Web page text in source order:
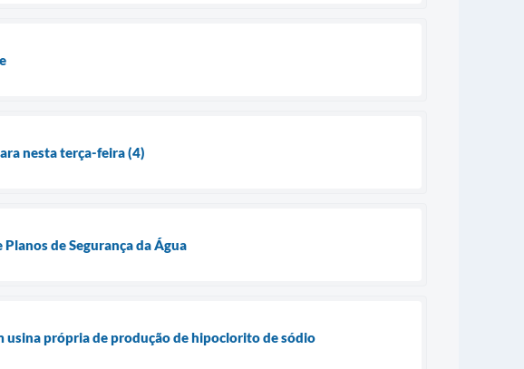
nesta terça-feira (4)
de Segurança da Água
usina própria de produção de hipoclorito de sódio